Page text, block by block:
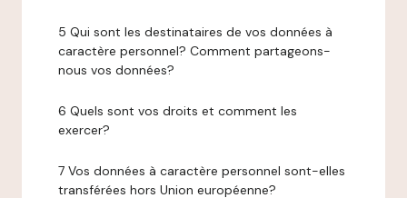
5 Qui sont les destinataires de vos données à
caractère personnel? Comment partageons-
nous vos données?
6 Quels sont vos droits et comment les
exercer?
7 Vos données à caractère personnel sont-elles
transférées hors Union européenne?